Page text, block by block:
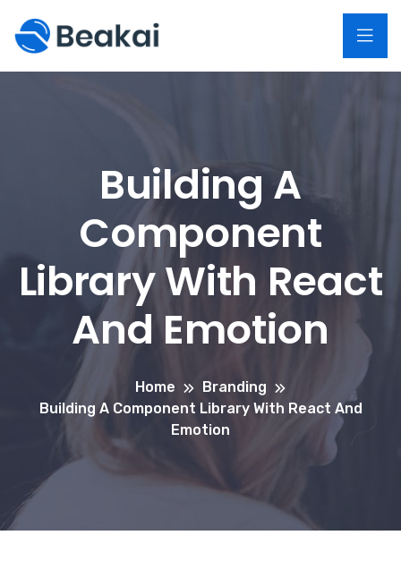
Building A
Component
Library With React
And Emotion
Home
Branding
Building A Component Library With React And
Emotion